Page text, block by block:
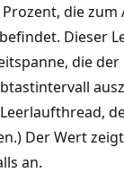
die zum
Dieser
die
Der Wert
an.